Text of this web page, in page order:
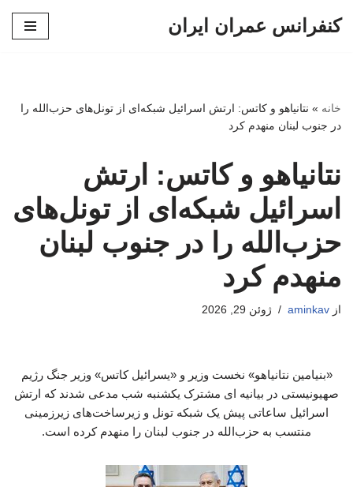
کنفرانس عمران ایران
خانه » نتانیاهو و کاتس: ارتش اسرائیل شبکه‌ای از تونل‌های حزب‌الله را
در جنوب لبنان منهدم کرد
نتانیاهو و کاتس: ارتش
اسرائیل شبکه‌ای از تونل‌های
حزب‌الله را در جنوب لبنان
منهدم کرد
از aminkav ژوئن 29, 2026
«بنیامین نتانیاهو» نخست وزیر و «یسرائیل کاتس» وزیر جنگ رژیم
صهیونیستی در بیانیه ای مشترک یکشنبه شب مدعی شدند که ارتش
اسرائیل ساعاتی پیش یک شبکه تونل و زیرساخت‌های زیرزمینی
منتسب به حزب‌الله در جنوب لبنان را منهدم کرده است.